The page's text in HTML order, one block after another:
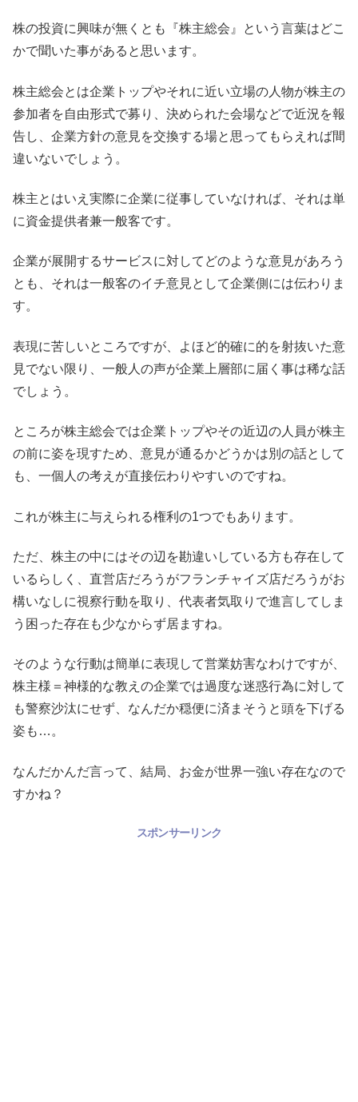
株の投資に興味が無くとも『株主総会』という言葉はどこ
かで聞いた事があると思います。
株主総会とは企業トップやそれに近い立場の人物が株主の
参加者を自由形式で募り、決められた会場などで近況を報
告し、企業方針の意見を交換する場と思ってもらえれば間
違いないでしょう。
株主とはいえ実際に企業に従事していなければ、それは単
に資金提供者兼一般客です。
企業が展開するサービスに対してどのような意見があろう
とも、それは一般客のイチ意見として企業側には伝わりま
す。
表現に苦しいところですが、よほど的確に的を射抜いた意
見でない限り、一般人の声が企業上層部に届く事は稀な話
でしょう。
ところが株主総会では企業トップやその近辺の人員が株主
の前に姿を現すため、意見が通るかどうかは別の話として
も、一個人の考えが直接伝わりやすいのですね。
これが株主に与えられる権利の1つでもあります。
ただ、株主の中にはその辺を勘違いしている方も存在して
いるらしく、直営店だろうがフランチャイズ店だろうがお
構いなしに視察行動を取り、代表者気取りで進言してしま
う困った存在も少なからず居ますね。
そのような行動は簡単に表現して営業妨害なわけですが、
株主様＝神様的な教えの企業では過度な迷惑行為に対して
も警察沙汰にせず、なんだか穏便に済まそうと頭を下げる
姿も…。
なんだかんだ言って、結局、お金が世界一強い存在なので
すかね？
スポンサーリンク